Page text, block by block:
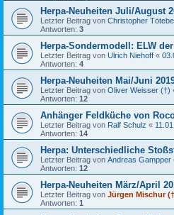
Herpa-Neuheiten Juli/August
Letzter Beitrag von Christopher
Antworten: 3
Herpa-Sondermodell: ELW
Letzter Beitrag von Ulrich Niehoff «
Antworten: 4
Herpa-Neuheiten Mai/Juni
Letzter Beitrag von Oliver Weisser (†)
Antworten: 12
Anhänger Feldküche von
Letzter Beitrag von Ralf Schulz «
Antworten: 14
Herpa: Unterschiedliche
Letzter Beitrag von Andreas Gampper
Antworten: 12
Herpa-Neuheiten März/April
Letzter Beitrag von Jürgen Mischur
Antworten: 1